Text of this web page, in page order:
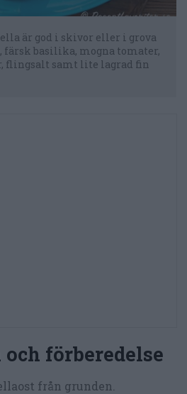
är god i skivor eller i grova
basilika, mogna tomater,
flingsalt samt lite lagrad fin
förberedelse
från grunden.